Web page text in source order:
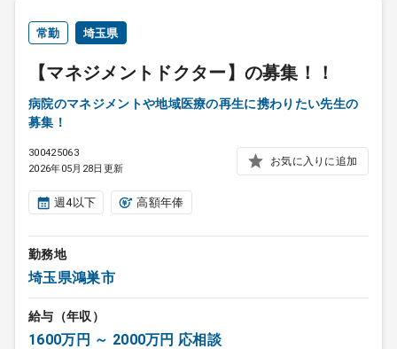
常勤 埼玉県
【マネジメントドクター】の募集！！
病院のマネジメントや地域医療の再生に携わりたい先生の
募集！
300425063
2026年05月28日更新
お気に入りに追加
週4以下 高額年俸
勤務地
埼玉県鴻巣市
給与（年収）
1600万円 ～ 2000万円 応相談